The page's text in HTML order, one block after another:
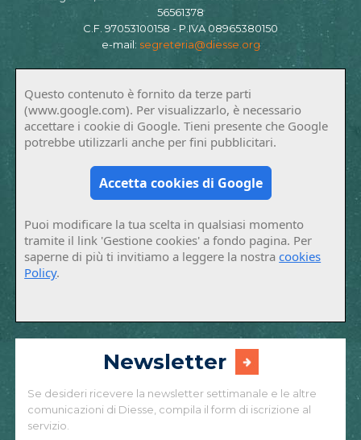
56561378
C.F. 97053100158 - P.IVA 08965380150
e-mail: segreteria@diesse.org
Questo contenuto è fornito da terze parti
(www.google.com). Per visualizzarlo, è necessario
accettare i cookie di Google. Tieni presente che Google
potrebbe utilizzarli anche per fini pubblicitari.
Accetta cookies di Google
Puoi modificare la tua scelta in qualsiasi momento
tramite il link 'Gestione cookies' a fondo pagina. Per
saperne di più ti invitiamo a leggere la nostracookies
Policy.
Newsletter
Se desideri ricevere la newsletter settimanale e le altre
comunicazioni di Diesse, compila il form di iscrizione al
servizio.